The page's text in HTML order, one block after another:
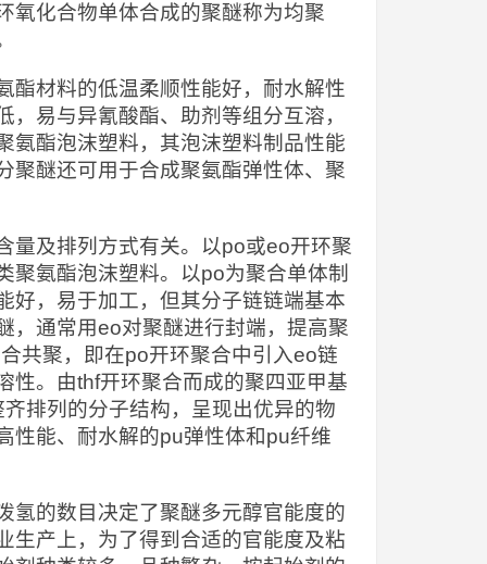
氧化合物单体合成的聚醚称为均聚
酯材料的低温柔顺性能好，耐水解性
易与异氰酸酯、助剂等组分互溶，
氨酯泡沫塑料，其泡沫塑料制品性能
聚醚还可用于合成聚氨酯弹性体、聚
量及排列方式有关。以po或eo开环聚
聚氨酯泡沫塑料。以po为聚合单体制
好，易于加工，但其分子链链端基本
，通常用eo对聚醚进行封端，提高聚
共聚，即在po开环聚合中引入eo链
性。由thf开环聚合而成的聚四亚甲基
排列的分子结构，呈现出优异的物
性能、耐水解的pu弹性体和pu纤维
氢的数目决定了聚醚多元醇官能度的
生产上，为了得到合适的官能度及粘